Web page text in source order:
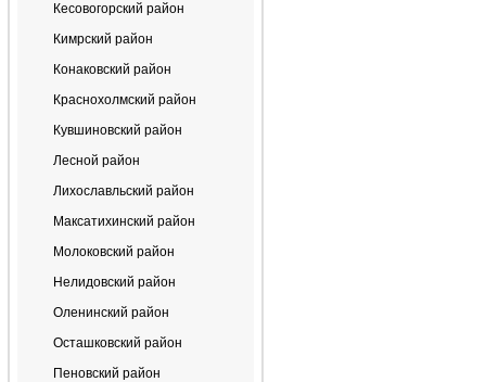
Кесовогорский район
Кимрский район
Конаковский район
Краснохолмский район
Кувшиновский район
Лесной район
Лихославльский район
Максатихинский район
Молоковский район
Нелидовский район
Оленинский район
Осташковский район
Пеновский район